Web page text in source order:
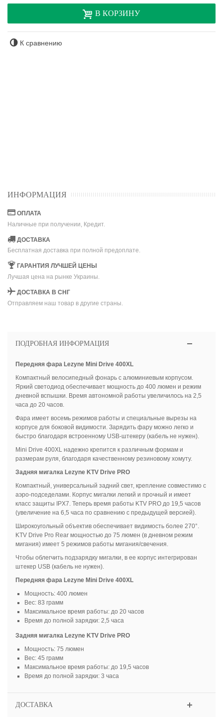
В КОРЗИНУ
К сравнению
ИНФОРМАЦИЯ
ОПЛАТА
Наличные при получении, Кредит.
ДОСТАВКА
Бесплатная доставка при полной предоплате.
ГАРАНТИЯ ЛУЧШЕЙ ЦЕНЫ
Лучшая цена на рынке Украины.
ДОСТАВКА В СНГ
Отправляем наш товар в другие страны.
ПОДРОБНАЯ ИНФОРМАЦИЯ
Передняя фара Lezyne Mini Drive 400XL
Компактный велосипедный фонарь с алюминиевым корпусом.
Яркий светодиод обеспечивает мощность до 400 люмен и режим
дневной вспышки. Время автономной работы увеличилось на 2,5
часа до 20 часов.
Фара имеет восемь режимов работы и специальные вырезы на
корпусе для боковой видимости. Зарядить фару можно легко и
быстро благодаря встроенному USB-штекеру (кабель не нужен).
Mini Drive 400XL надежно крепится к различным формам и
размерам руля, благодаря качественному резиновому хомуту.
Задняя мигалка Lezyne KTV Drive PRO
Компактный, универсальный задний свет, крепление совместимо с
аэро-подседелами. Корпус мигалки легкий и прочный и имеет
класс защиты IPX7. Теперь время работы KTV PRO до 19,5 часов
(увеличение на 6,5 часа по сравнению с предыдущей версией).
Широкоугольный объектив обеспечивает видимость более 270°.
KTV Drive Pro Rear мощностью до 75 люмен (в дневном режим
мигания) имеет 5 режимов работы мигания/свечения.
Чтобы облегчить подзарядку мигалки, в ее корпус интегрирован
штекер USB (кабель не нужен).
Передняя фара Lezyne Mini Drive 400XL
Мощность: 400 люмен
Вес: 83 грамм
Максимальное время работы: до 20 часов
Время до полной зарядки: 2,5 часа
Задняя мигалка Lezyne KTV Drive PRO
Мощность: 75 люмен
Вес: 45 грамм
Максимальное время работы: до 19,5 часов
Время до полной зарядки: 3 часа
ДОСТАВКА